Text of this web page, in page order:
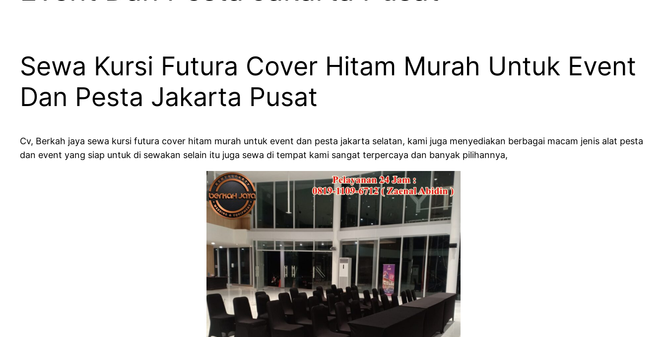
Sewa Kursi Futura Cover Hitam Murah Untuk Event
Dan Pesta Jakarta Pusat
Cv, Berkah jaya sewa kursi futura cover hitam murah untuk event dan pesta jakarta selatan, kami juga menyediakan berbagai macam jenis alat pesta
dan event yang siap untuk di sewakan selain itu juga sewa di tempat kami sangat terpercaya dan banyak pilihannya,